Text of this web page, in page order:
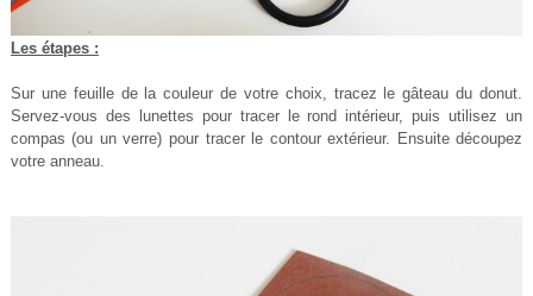
Les étapes :
Sur une feuille de la couleur de votre choix, tracez le gâteau du donut.
Servez-vous des lunettes pour tracer le rond intérieur, puis utilisez un
compas (ou un verre) pour tracer le contour extérieur. Ensuite découpez
votre anneau.